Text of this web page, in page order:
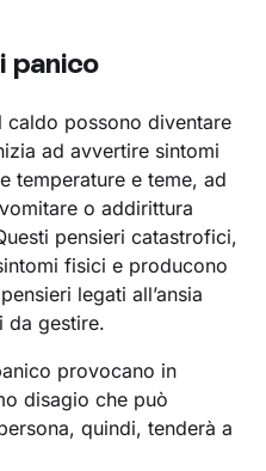
panico
caldo possono diventare
ad avvertire sintomi
temperature e teme, ad
o addirittura
pensieri catastrofici,
fisici e producono
legati all’ansia
da gestire.
provocano in
disagio che può
quindi, tenderà a